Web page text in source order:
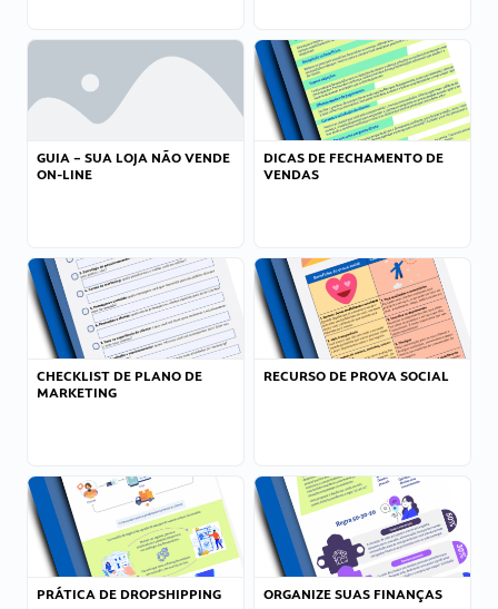
GUIA – SUA LOJA NÃO VENDE
ON-LINE
DICAS DE FECHAMENTO DE
VENDAS
CHECKLIST DE PLANO DE
MARKETING
RECURSO DE PROVA SOCIAL
PRÁTICA DE DROPSHIPPING ORGANIZE SUAS FINANÇAS